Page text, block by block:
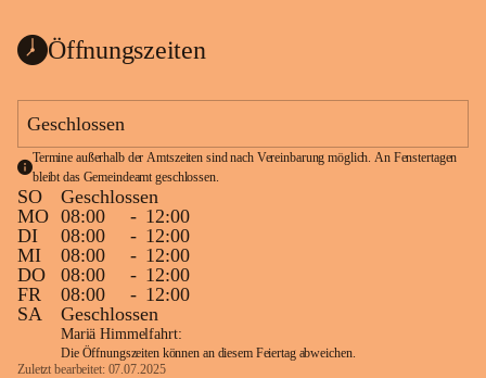
ht
1 Seite•0,1 MB
Öffnungszeiten
Geschlossen
Termine außerhalb der Amtszeiten sind nach Vereinbarung möglich. An Fenstertagen
bleibt das Gemeindeamt geschlossen.
SO
Geschlossen
MO 08:00 - 12:00
DI
08:00 - 12:00
MI
08:00 - 12:00
DO
08:00 - 12:00
FR
08:00 - 12:00
SA
Geschlossen
Mariä Himmelfahrt:
Die Öffnungszeiten können an diesem Feiertag abweichen.
Zuletzt bearbeitet: 07.07.2025